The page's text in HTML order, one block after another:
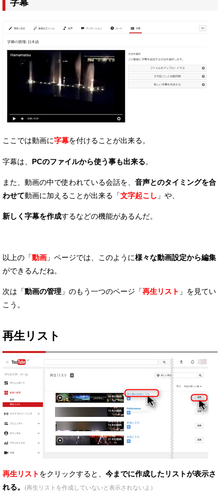
字幕
ここでは動画に字幕を付けることが出来る。
字幕は、 PCのファイルから使う事も出来る。
また、動画の中で使われている会話を、 音声とのタイミングを合
わせて動画に加えることが出来る「文字起こし 」や、
新しく字幕を作成するなどの機能があるんだ。
以上の「動画 」ページでは、このように様々な動画設定から編集
ができるんだね。
次は「 動画の管理 」のもう一つのページ「 再生リスト 」を見てい
こう。
再生リスト
再生リスト をクリックすると、 今までに作成したリストが表示さ
れる。
(再生リストを作成していないと表示されないよ）